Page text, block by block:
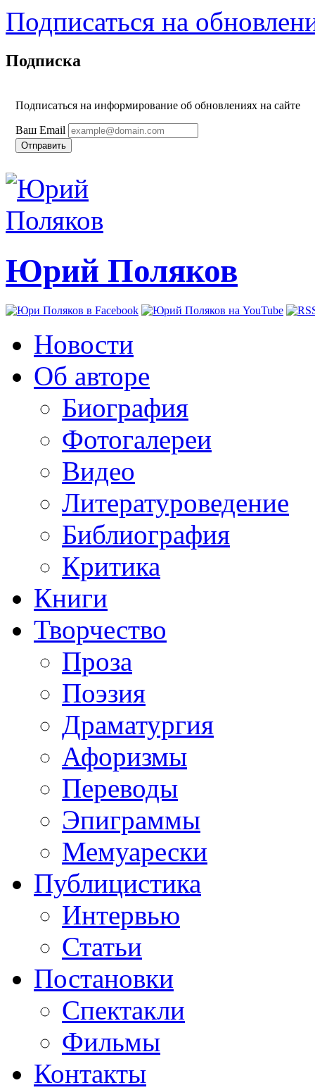
Подписаться на
Подписка
Подписаться на информирование об обновлениях на сайте
Ваш Email
Юрий Поляков
Новости
Об авторе
Биография
Фотогалереи
Видео
Литературоведение
Библиография
Критика
Книги
Творчество
Проза
Поэзия
Драматургия
Афоризмы
Переводы
Эпиграммы
Мемуарески
Публицистика
Интервью
Статьи
Постановки
Спектакли
Фильмы
Контакты